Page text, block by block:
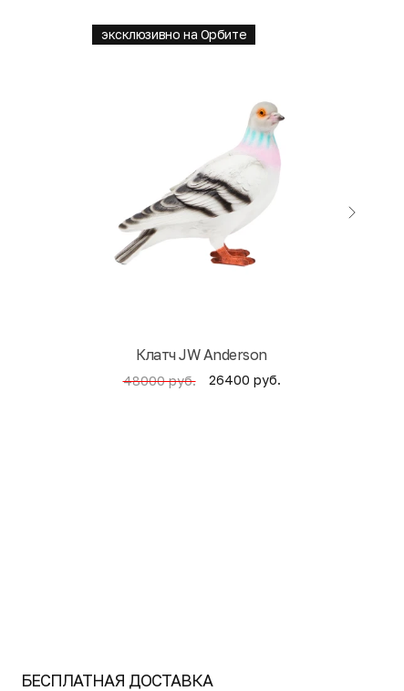
эксклюзивно на Орбите
Клатч JW Anderson
48000 руб. 26400 руб.
БЕСПЛАТНАЯ ДОСТАВКА